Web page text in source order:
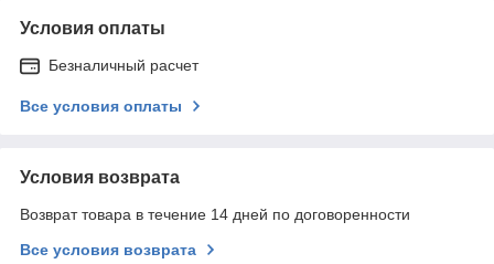
Условия оплаты
Безналичный расчет
Все условия оплаты
Условия возврата
Возврат товара в течение 14 дней по договоренности
Все условия возврата